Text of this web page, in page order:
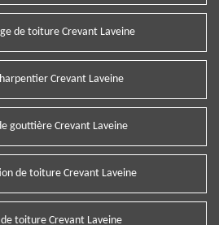
de toiture Crevant Laveine
Crevant Laveine
gouttière Crevant Laveine
de toiture Crevant Laveine
toiture Crevant Laveine